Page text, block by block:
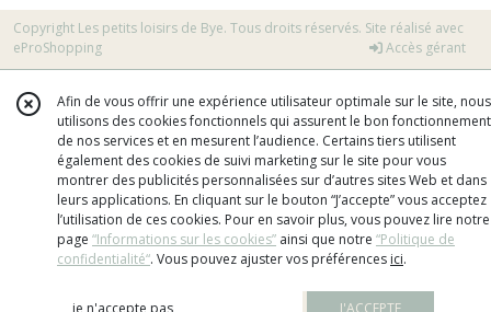
Copyright Les petits loisirs de Bye. Tous droits réservés. Site réalisé avec
eProShopping
Accès gérant
Afin de vous offrir une expérience utilisateur optimale sur le site, nous
utilisons des cookies fonctionnels qui assurent le bon fonctionnement
de nos services et en mesurent l’audience. Certains tiers utilisent
également des cookies de suivi marketing sur le site pour vous
montrer des publicités personnalisées sur d’autres sites Web et dans
leurs applications. En cliquant sur le bouton “J’accepte” vous acceptez
l’utilisation de ces cookies. Pour en savoir plus, vous pouvez lire notre
page “Informations sur les cookies” ainsi que notre “Politique de
confidentialité“. Vous pouvez ajuster vos préférences ici.
je n'accepte pas J'ACCEPTE